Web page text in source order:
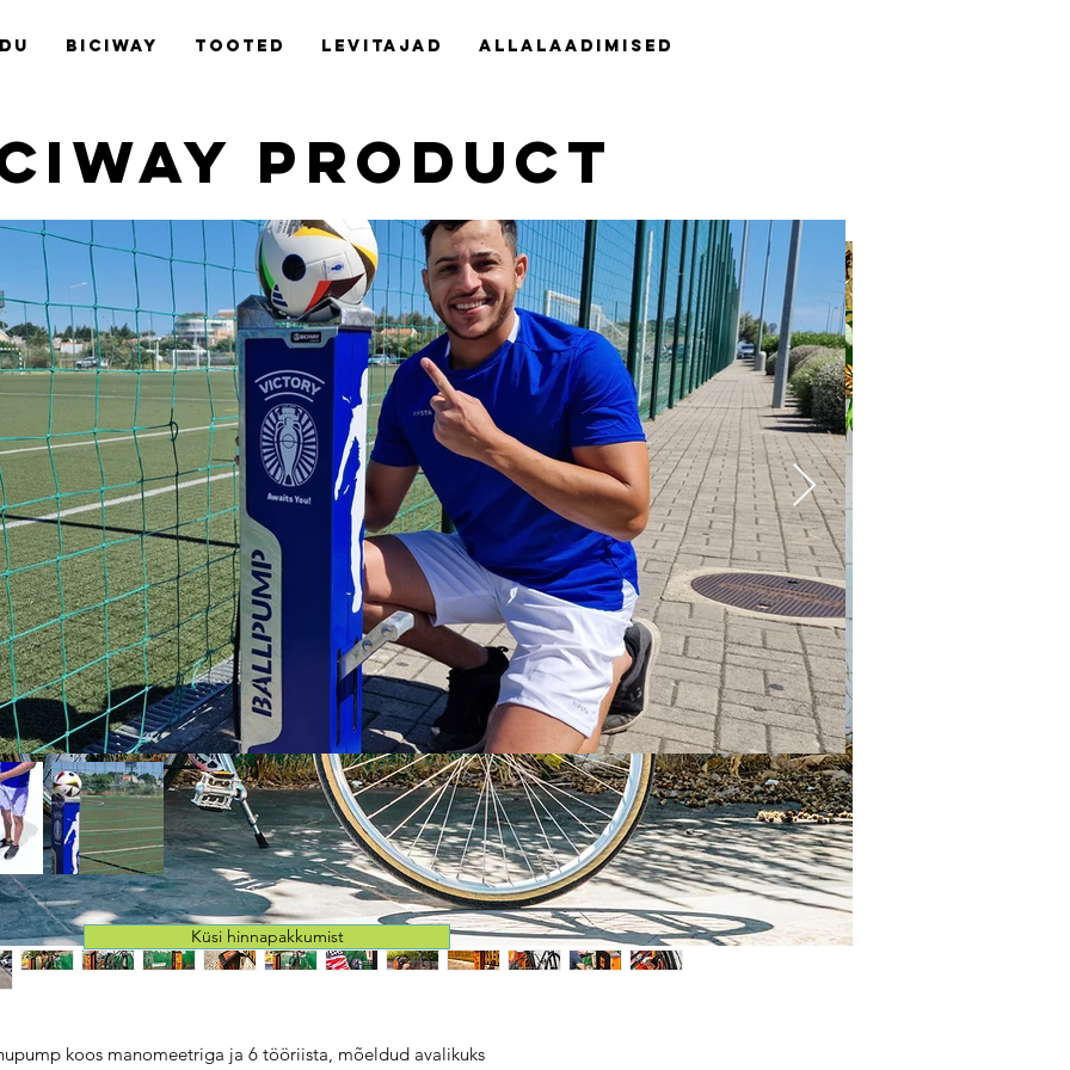
Biciway Tooted Levitajad Allalaadimised
PRODUCT
BiciPump PLUS
koos manomeetriga ja 6 tööriista, mõeldud avalikuks
Küsi hinnapakkumist